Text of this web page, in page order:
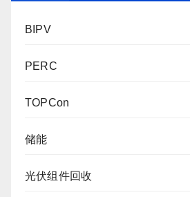
BIPV
PERC
TOPCon
储能
光伏组件回收